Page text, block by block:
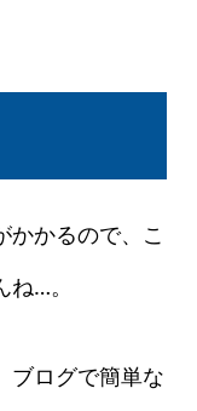
かかるので、こ
…。
ブログで簡単な